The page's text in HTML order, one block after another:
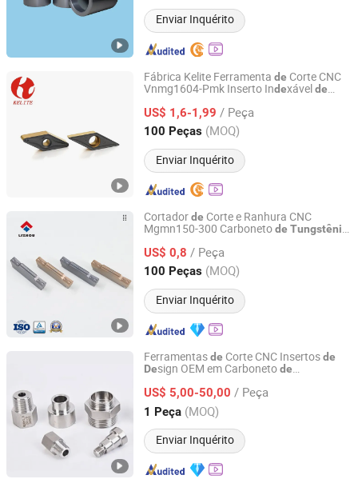
Enviar Inquérito
Fábrica Kelite Ferramenta de Corte CNC
Vnmg1604-Pmk Inserto Indexávelde
Torneamento Fresagem
US$ 1,6-1,99 / Peça
100 Peças (MOQ)
Enviar Inquérito
Zhuzhou KERNO Advanced Materials Co., Ltd.
Hunan, China Desde 2020
Cortadorde Corte e Ranhura CNC
Mgmn150-300 Carbonetode Tungstênio
US$ 0,8 / Peça
100 Peças (MOQ)
Enviar Inquérito
Zhuzhou Lizhou Cemented Carbide Co., Ltd.
Hunan, China Desde 2014
Ferramentasde Corte CNC Insertosde
Design OEM em Carbonetode
US$ 5,00-50,00 / Peça
1 Peça (MOQ)
Enviar Inquérito
Niingbo Quanxing Mould and Machinery Co., Ltd
Zhejiang, China Desde 2025